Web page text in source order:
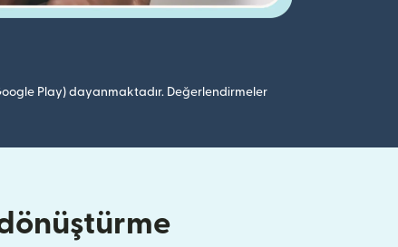
Play) dayanmaktadır. Değerlendirmeler